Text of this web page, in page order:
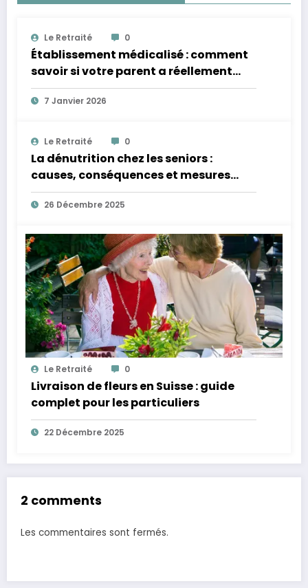
Le Retraité 0
Établissement médicalisé : comment
savoir si votre parent a réellement
besoin d’un niveau de soins renforcé ?
7 Janvier 2026
Le Retraité 0
La dénutrition chez les seniors :
causes, conséquences et mesures
concrètes
26 Décembre 2025
Le Retraité 0
Livraison de fleurs en Suisse : guide
complet pour les particuliers
22 Décembre 2025
2 comments
Les commentaires sont fermés.